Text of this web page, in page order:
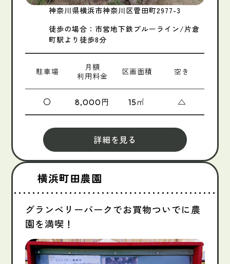
神奈川県横浜市神奈川区菅田町2977-3
徒歩の場合：市営地下鉄ブルーライン/片倉
町駅より徒歩8分
駐車場
月額
利用料金
区画面積 空き
〇 8,000円 15㎡ △
詳細を見る
横浜町田農園
グランベリーパークでお買物ついでに農
園を満喫！